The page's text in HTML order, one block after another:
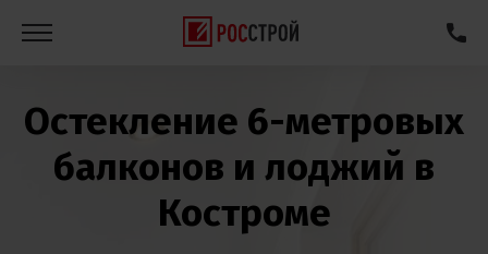
Остекление 6-метровых
балконов и лоджий в
Костроме